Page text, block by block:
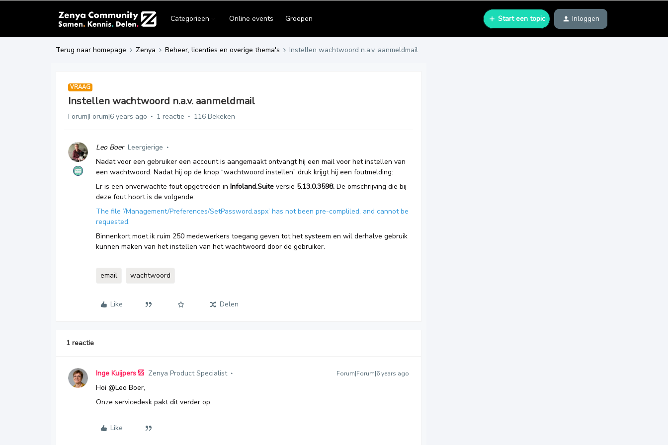
Categorieën Online events Groepen Start een topic Inloggen
Terug naar homepage Zenya Beheer, licenties en overige thema's Instellen wachtwoord n.a.v. aanmeldmail
VRAAG
Instellen wachtwoord n.a.v. aanmeldmail
Forum|Forum|6 years ago 1 reactie 116 Bekeken
Leo Boer Leergierige
Nadat voor een gebruiker een account is aangemaakt ontvangt hij een mail voor het instellen van
een wachtwoord. Nadat hij op de knop “wachtwoord instellen” druk krijgt hij een foutmelding:
Er is een onverwachte fout opgetreden in Infoland.Suite versie 5.13.0.3598. De omschrijving die bij
deze fout hoort is de volgende:
The file ’/Management/Preferences/SetPassword.aspx’ has not been pre-compliled, and cannot be
requested.
Binnenkort moet ik ruim 250 medewerkers toegang geven tot het systeem en wil derhalve gebruik
kunnen maken van het instellen van het wachtwoord door de gebruiker.
email wachtwoord
Like Delen
1 reactie
Inge Kuijpers Zenya Product Specialist Forum|Forum|6 years ago
Hoi @Leo Boer,
Onze servicedesk pakt dit verder op.
Like